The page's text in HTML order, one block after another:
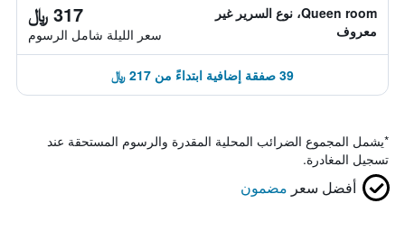
Queen room، نوع السرير غير
معروف
317 ﷼
سعر الليلة شامل الرسوم
39 صفقة إضافية ابتداءً من 217 ﷼
*يشمل المجموع الضرائب المحلية المقدرة والرسوم المستحقة عند
تسجيل المغادرة.
أفضل سعر مضمون